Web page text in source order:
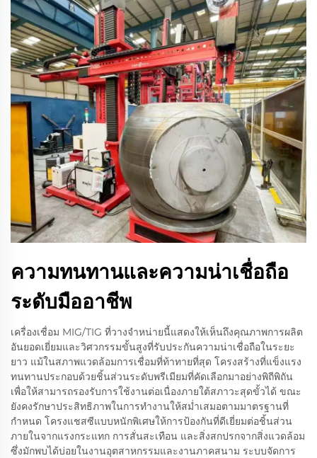
ความทนทานและความน่าเชื่อถือ
ระดับมืออาชีพ
เครื่องเชื่อม MIG/TIG ที่วางจำหน่ายนี้แสดงให้เห็นถึงคุณภาพการผลิต
อันยอดเยี่ยมและวิศวกรรมขั้นสูงที่รับประกันความน่าเชื่อถือในระยะ
ยาว แม้ในสภาพแวดล้อมการเชื่อมที่ท้าทายที่สุด โครงสร้างที่แข็งแรง
ทนทานประกอบด้วยชิ้นส่วนระดับพรีเมียมที่คัดเลือกมาอย่างพิถีพิถัน
เพื่อให้สามารถรองรับการใช้งานต่อเนื่องภายใต้สภาวะสุดขั้วได้ ขณะ
ยังคงรักษาประสิทธิภาพในการทำงานให้สม่ำเสมอตามมาตรฐานที่
กำหนด โครงแชสซีแบบหนักพิเศษให้การป้องกันที่ดีเยี่ยมต่อชิ้นส่วน
ภายในจากแรงกระแทก การสั่นสะเทือน และสิ่งสกปรกจากสิ่งแวดล้อม
ซึ่งมักพบได้บ่อยในงานอุตสาหกรรมและงานภาคสนาม ระบบจัดการ